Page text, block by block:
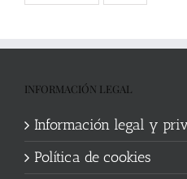
INFORMACIÓN LEGAL
Información legal y
Política de cookies